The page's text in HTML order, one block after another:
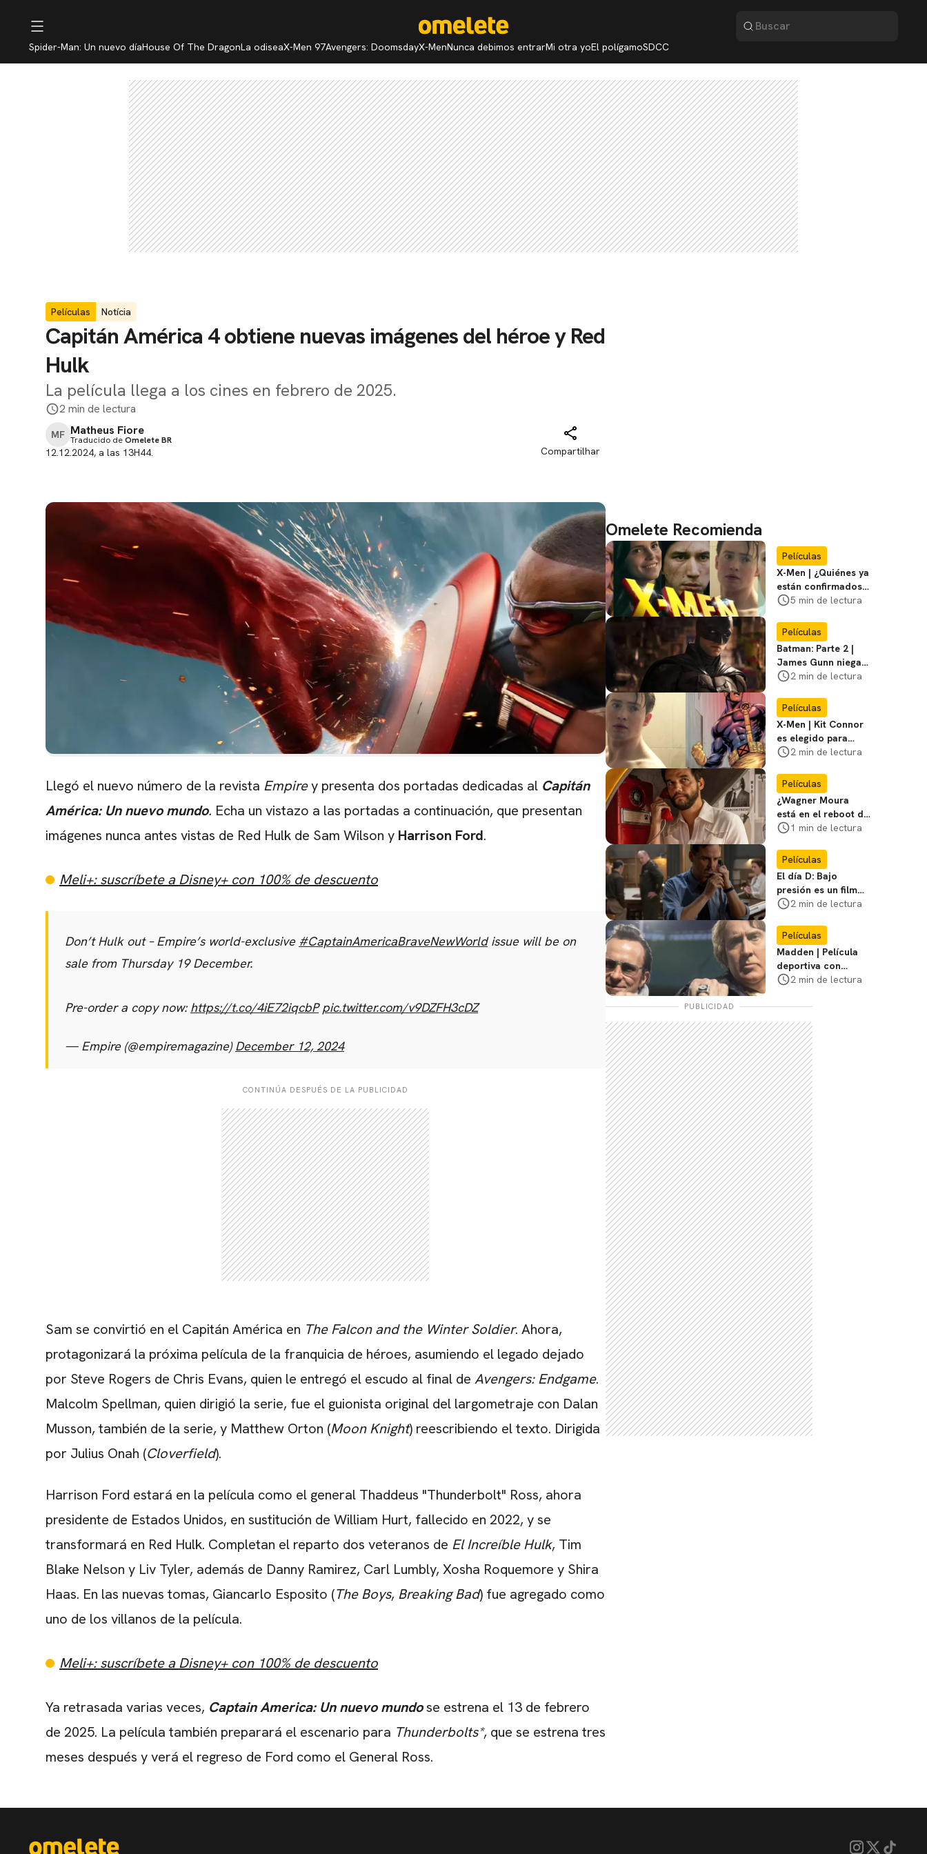
Spider-Man: Un nuevo díaHouse Of The DragonLa odiseaX-Men 97Avengers: DoomsdayX-MenNunca debimos entrarMi otra yoEl polígamoSDCC
Películas Notícia
Capitán América 4 obtiene nuevas imágenes del héroe y Red
Hulk
La película llega a los cines en febrero de 2025.
2 min de lectura
MF Matheus Fiore
Traducido deOmelete BR
12.12.2024, a las 13H44. Compartilhar
Llegó el nuevo número de la revista Empirey presenta dos portadas dedicadas al Capitán
América: Un nuevo mundo. Echa un vistazo a las portadas a continuación, que presentan
imágenes nunca antes vistas de Red Hulk de Sam Wilson y Harrison Ford.
Meli+: suscríbete a Disney+ con 100% de descuento
Don’t Hulk out – Empire’s world-exclusive #CaptainAmericaBraveNewWorldissue will be on
sale from Thursday 19 December.
Pre-order a copy now: https://t.co/4iE72iqcbP pic.twitter.com/v9DZFH3cDZ
— Empire (@empiremagazine)December 12, 2024
CONTINÚA DESPUÉS DE LA PUBLICIDAD
Sam se convirtió en el Capitán América en The Falcon and the Winter Soldier. Ahora,
protagonizará la próxima película de la franquicia de héroes, asumiendo el legado dejado
por Steve Rogers de Chris Evans, quien le entregó el escudo al final de Avengers: Endgame.
Malcolm Spellman, quien dirigió la serie, fue el guionista original del largometraje con Dalan
Musson, también de la serie, y Matthew Orton (Moon Knight) reescribiendo el texto. Dirigida
por Julius Onah (Cloverfield).
Harrison Ford estará en la película como el general Thaddeus "Thunderbolt" Ross, ahora
presidente de Estados Unidos, en sustitución de William Hurt, fallecido en 2022, y se
transformará en Red Hulk. Completan el reparto dos veteranos de El Increíble Hulk, Tim
Blake Nelson y Liv Tyler, además de Danny Ramirez, Carl Lumbly, Xosha Roquemore y Shira
Haas. En las nuevas tomas, Giancarlo Esposito (The Boys, Breaking Bad) fue agregado como
uno de los villanos de la película.
Meli+: suscríbete a Disney+ con 100% de descuento
Ya retrasada varias veces, Captain America: Un nuevo mundose estrena el 13 de febrero
de 2025. La película también preparará el escenario para Thunderbolts*, que se estrena tres
meses después y verá el regreso de Ford como el General Ross.
Omelete Recomienda
Películas
X-Men | ¿Quiénes ya
están confirmados
en la película de
favoritos
5 min de lectura
Películas
Batman: Parte 2 |
James Gunn niega
que se filme la parte
2 min de lectura
Películas
X-Men | Kit Connor
es elegido para
interpretar a
película
2 min de lectura
Películas
¿Wagner Moura
está en el reboot de
X-Men? El actor lo
1 min de lectura
Películas
El día D: Bajo
presión es un film
bélico distinto lleno
2 min de lectura
Películas
Madden | Película
deportiva con
Nicolas Cage tendrá
cines
2 min de lectura
PUBLICIDAD